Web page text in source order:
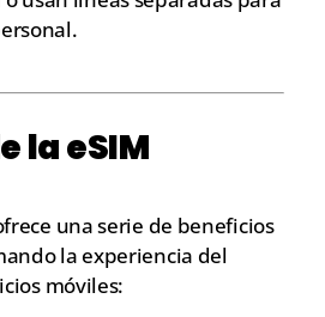
la eSIM
una serie de beneficios
la experiencia del
móviles: